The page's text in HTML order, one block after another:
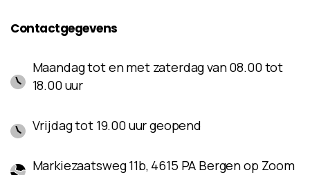
Contactgegevens
Maandag tot en met zaterdag van 08.00 tot
18.00 uur
Vrijdag tot 19.00 uur geopend
Markiezaatsweg 11b, 4615 PA Bergen op Zoom